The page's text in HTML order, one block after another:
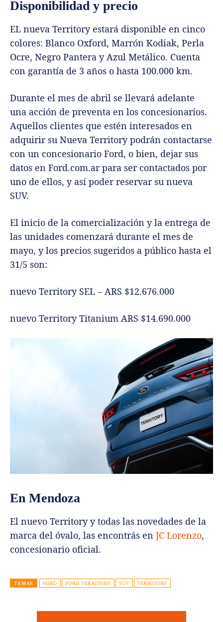
Disponibilidad y precio
EL nueva Territory estará disponible en cinco
colores: Blanco Oxford, Marrón Kodiak, Perla
Ocre, Negro Pantera y Azul Metálico. Cuenta
con garantía de 3 años o hasta 100.000 km.
Durante el mes de abril se llevará adelante
una acción de preventa en los concesionarios.
Aquellos clientes que estén interesados en
adquirir su Nueva Territory podrán contactarse
con un concesionario Ford, o bien, dejar sus
datos en Ford.com.ar para ser contactados por
uno de ellos, y así poder reservar su nueva
SUV.
El inicio de la comercialización y la entrega de
las unidades comenzará durante el mes de
mayo, y los precios sugeridos a público hasta el
31/5 son:
nuevo Territory SEL – ARS $12.676.000
nuevo Territory Titanium ARS $14.690.000
En Mendoza
El nuevo Territory y todas las novedades de la
marca del óvalo, las encontrás en JC Lorenzo,
concesionario oficial.
TEMAS FORD FORD TERRITORY SUV TERRITORY